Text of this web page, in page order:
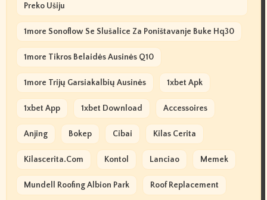
Preko Ušiju
1more Sonoflow Se Slušalice Za Poništavanje Buke Hq30
1more Tikros Belaidės Ausinės Q10
1more Trijų Garsiakalbių Ausinės 1xbet Apk
1xbet App 1xbet Download Accessoires
Anjing Bokep Cibai Kilas Cerita
Kilascerita.com Kontol Lanciao Memek
Mundell Roofing Albion Park Roof Replacement